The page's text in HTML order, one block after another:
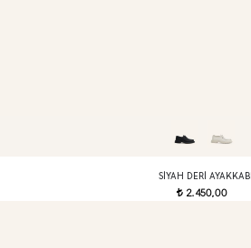
SIYAH DERI AYAKKABI
t 2.450,00